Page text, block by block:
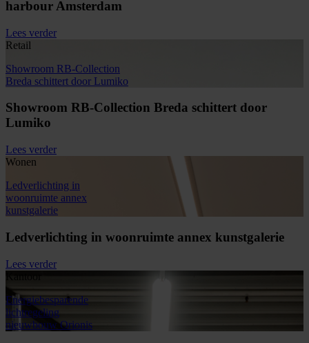
harbour Amsterdam
Lees verder
Retail
Showroom RB-Collection
Breda schittert door Lumiko
Showroom RB-Collection Breda schittert door
Lumiko
Lees verder
Wonen
Ledverlichting in
woonruimte annex
kunstgalerie
Ledverlichting in woonruimte annex kunstgalerie
Lees verder
Energiebesparende
lichtregeling
nieuwbouw Orionis